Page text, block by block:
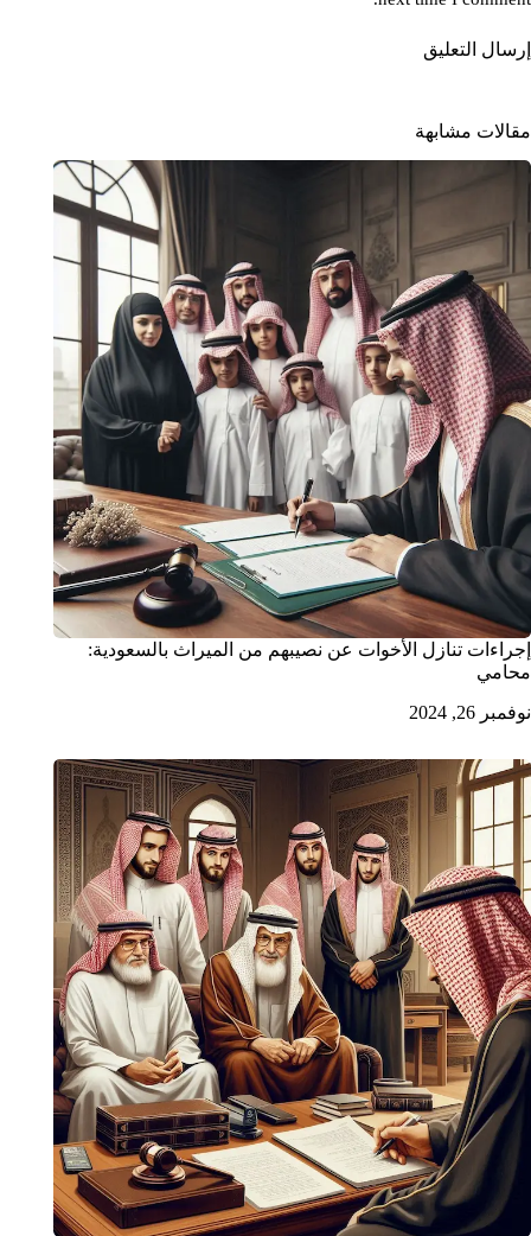
إرسال التعليق
مقالات مشابهة
إجراءات تنازل الأخوات عن نصيبهم من الميراث بالسعودية:
محامي
نوفمبر 26, 2024